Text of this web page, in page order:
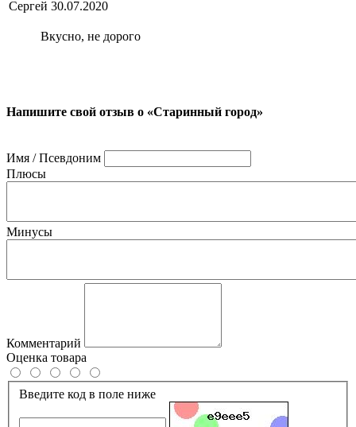
Сергей 30.07.2020
Вкусно, не дорого
Напишите свой отзыв о «Старинный город»
Имя / Псевдоним
Плюсы
Минусы
Комментарий
Оценка товара
Введите код в поле ниже